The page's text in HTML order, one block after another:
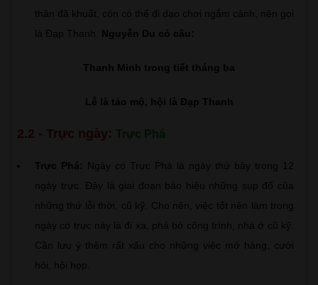
thân đã khuất, còn có thể đi dạo chơi ngắm cảnh, nên gọi
là Đạp Thanh. Nguyễn Du có câu:
Thanh Minh trong tiết tháng ba
Lễ là tảo mộ, hội là Đạp Thanh
2.2 - Trực ngày: Trực Phá
Trực Phá:
Ngày có Trực Phá là ngày thứ bảy trong 12
ngày trực. Đây là giai đoạn báo hiệu những sụp đổ của
những thứ lỗi thời, cũ kỹ. Cho nên, việc tốt nên làm trong
ngày có trực này là đi xa, phá bỏ công trình, nhà ở cũ kỹ.
Cần lưu ý thêm rất xấu cho những việc mở hàng, cưới
hỏi, hội họp.